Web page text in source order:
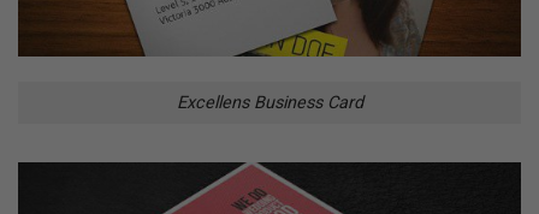
Excellens Business Card